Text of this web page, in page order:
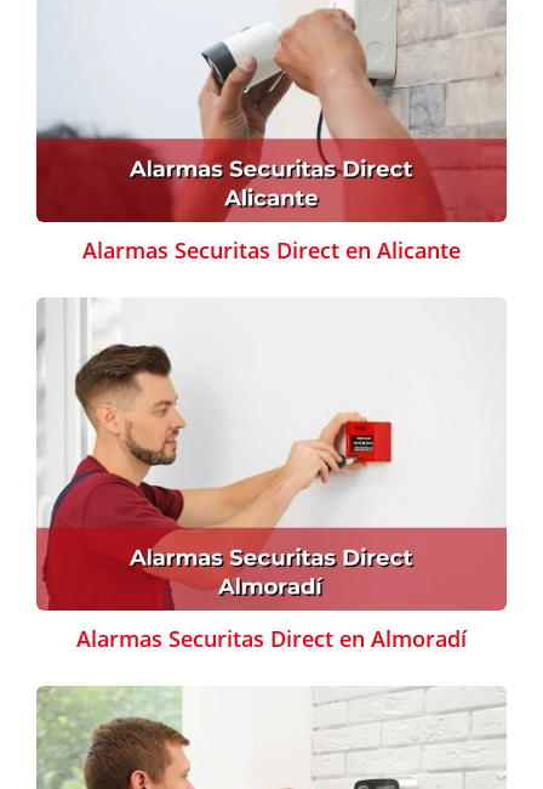
Alarmas Securitas Direct en Alicante
Alarmas Securitas Direct en Almoradí